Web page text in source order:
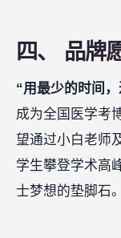
四、 品牌
“用最少的时间
成为全国医学考
望通过小白老师
学生攀登学术高
士梦想的垫脚石。